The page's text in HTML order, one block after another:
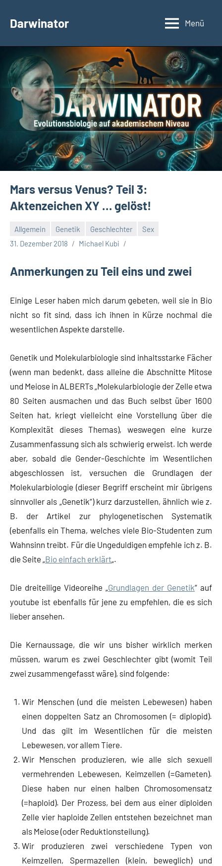
InhaltDarwinator
Evolutionsbiologie
Menü
Mars versus Venus? Teil 3:
Aktenzeichen XY … gelöst!
Allgemein Genetik Geschlechter
Sex
31. Dezember 2018
Michael Kubi
Anmerkungen zu Teil eins und zwei
Einige Leser haben mich darum gebeten, weil sie in Bio
nicht so fit sind, dass ich ihnen in Kürze nochmal die
wesentlichen Aspekte darstelle.
Genetik und Molekularbiologie sind inhaltsstarke Fächer
(wenn man bedenkt, dass alleine die Abschnitte Mitose
und Meiose in ALBERTs „Molekularbiologie der Zelle etwa
80 Seiten ausmachen und das Buch selbst über 1600
Seiten hat, kriegt vielleicht eine Vorstellung über die
Komplexität dieses Themas), weswegen eine kurze
Zusammenfassung sich als schwierig erweist. Ich werde
aber, sobald die Gender-Geschichte im Wesentlichen
abgeschlossen ist, versuchen die Grundlagen der
Molekularbiologie (dieser Begriff erscheint mir übrigens
sinnvoller als „Genetik“) kurz darzustellen, ähnlich wie z.
B. der Artikel zur phylogenetischen Systematik
(ebenfalls ein Thema, welches viele Bio-Studenten zum
Wahnsinn treibt. Für die Ungeduldigen empfehle ich z. B.
die Seite „Bio einfach erklärt„.
Die dreiteilige Videoreihe „Grundlagen der Genetik“ auf
youtube ist ebenfalls für jene zu empfehlen, die es sich
lieber ansehen.
Die Kernaussage, die wir uns bisher wirklich merken
müssen, warum es zwei Geschlechter gibt (womit Teil
zwei zusammengefasst wäre), sind folgende:
Wir Menschen (und die meisten Lebewesen) haben
einen doppelten Satz an Chromosomen (= diplopid).
Und das gilt im Wesentlichen für die meisten
Lebewesen, vor allem Tiere.
Wir Menschen produzieren, wie alle sich sexuell
vermehrenden Lebewesen, Keimzellen (=Gameten).
Diese haben nur einen halben Chromosomensatz
(=haploid). Der Prozess, bei dem aus einer diploiden
Zelle vier haploide Zellen entstehen bezeichnet man
als Meiose (oder Reduktionsteilung).
Wir produzieren zwei verschiedene Typen von
Keimzellen, Spermazellen (klein, beweglich) und